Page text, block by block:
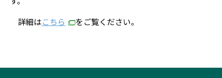
詳細はこちら をご覧ください。